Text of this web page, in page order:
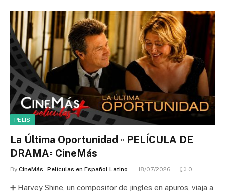
PELIS
La Última Oportunidad ▫️ PELÍCULA DE
DRAMA▫️ CineMás
By CineMás - Películas en Español Latino 18/07/2026 0
➕ Harvey Shine, un compositor de jingles en apuros, viaja a